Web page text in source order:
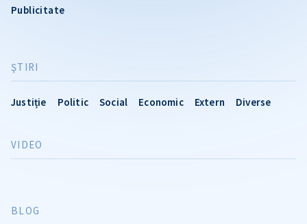
Publicitate
ŞTIRI
Justiție Politic Social Economic Extern Diverse
VIDEO
BLOG